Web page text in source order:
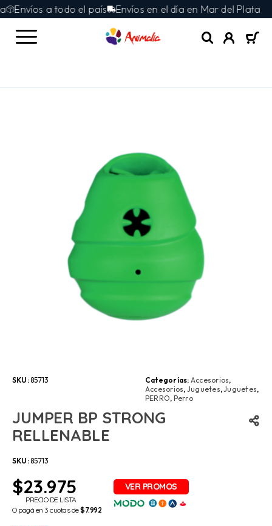
Envíos a todo el país Envíos en el día en Mar del Plata
SKU:85713 Categorías: Accesorios,
Accesorios, Juguetes,Juguetes,
PERRO, Perro
JUMPER BP STRONG
RELLENABLE
SKU:85713
$23.975
PRECIO DE LISTA
O pagá en 3 cuotas de$7.992